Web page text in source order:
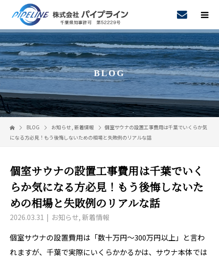
BLOG
BLOG お知らせ, 新着情報
個室サウナの設置工事費用は千葉でいくらか気
になる方必見！もう後悔しないための相場と失敗例のリアルな話
個室サウナの設置工事費用は千葉でいく
らか気になる方必見！もう後悔しないた
めの相場と失敗例のリアルな話
2026.03.31 お知らせ, 新着情報
個室サウナの設置費用は「数十万円〜300万円以上」と言わ
れますが、千葉で実際にいくらかかるかは、サウナ本体では